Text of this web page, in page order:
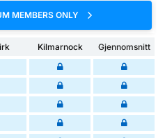
MEMBERS ONLY
Kilmarnock
Gjennomsnitt